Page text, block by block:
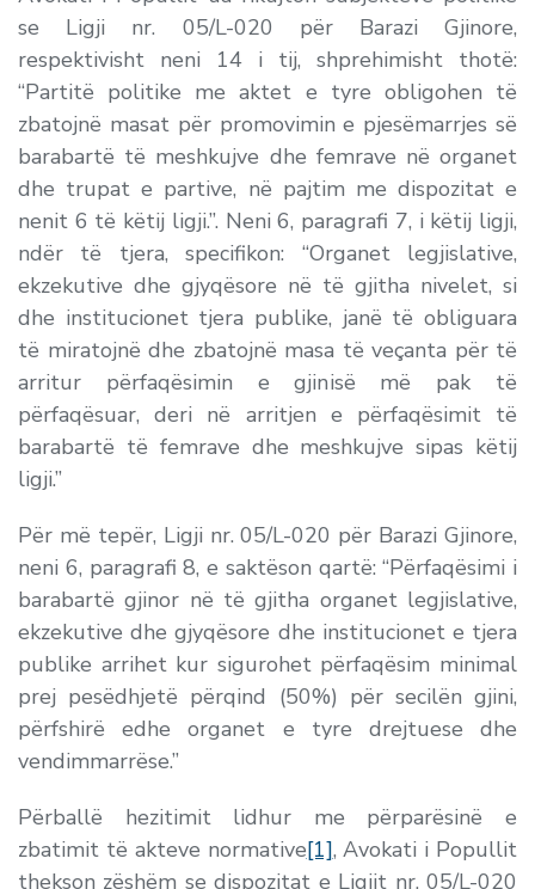
se Ligji nr. 05/L-020 për Barazi Gjinore,
respektivisht neni 14 i tij, shprehimisht thotë:
“Partitë politike me aktet e tyre obligohen të
zbatojnë masat për promovimin e pjesëmarrjes së
barabartë të meshkujve dhe femrave në organet
dhe trupat e partive, në pajtim me dispozitat e
nenit 6 të këtij ligji.”. Neni 6, paragrafi 7, i këtij ligji,
ndër të tjera, specifikon: “Organet legjislative,
ekzekutive dhe gjyqësore në të gjitha nivelet, si
dhe institucionet tjera publike, janë të obliguara
të miratojnë dhe zbatojnë masa të veçanta për të
arritur përfaqësimin e gjinisë më pak të
përfaqësuar, deri në arritjen e përfaqësimit të
barabartë të femrave dhe meshkujve sipas këtij
ligji.”
Për më tepër, Ligji nr. 05/L-020 për Barazi Gjinore,
neni 6, paragrafi 8, e saktëson qartë: “Përfaqësimi i
barabartë gjinor në të gjitha organet legjislative,
ekzekutive dhe gjyqësore dhe institucionet e tjera
publike arrihet kur sigurohet përfaqësim minimal
prej pesëdhjetë përqind (50%) për secilën gjini,
përfshirë edhe organet e tyre drejtuese dhe
vendimmarrëse.”
Përballë hezitimit lidhur me përparësinë e
zbatimit të akteve normative[1], Avokati i Popullit
thekson zëshëm se dispozitat e Ligjit nr. 05/L-020